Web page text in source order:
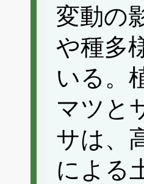
変動の
や種多
いる。
マツと
サは、
による